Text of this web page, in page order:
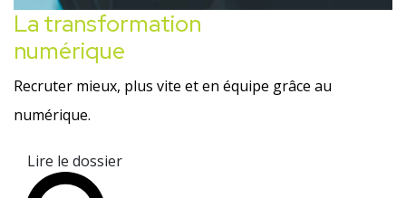
La transformation
numérique
Recruter mieux, plus vite et en équipe grâce au
numérique.
Lire le dossier